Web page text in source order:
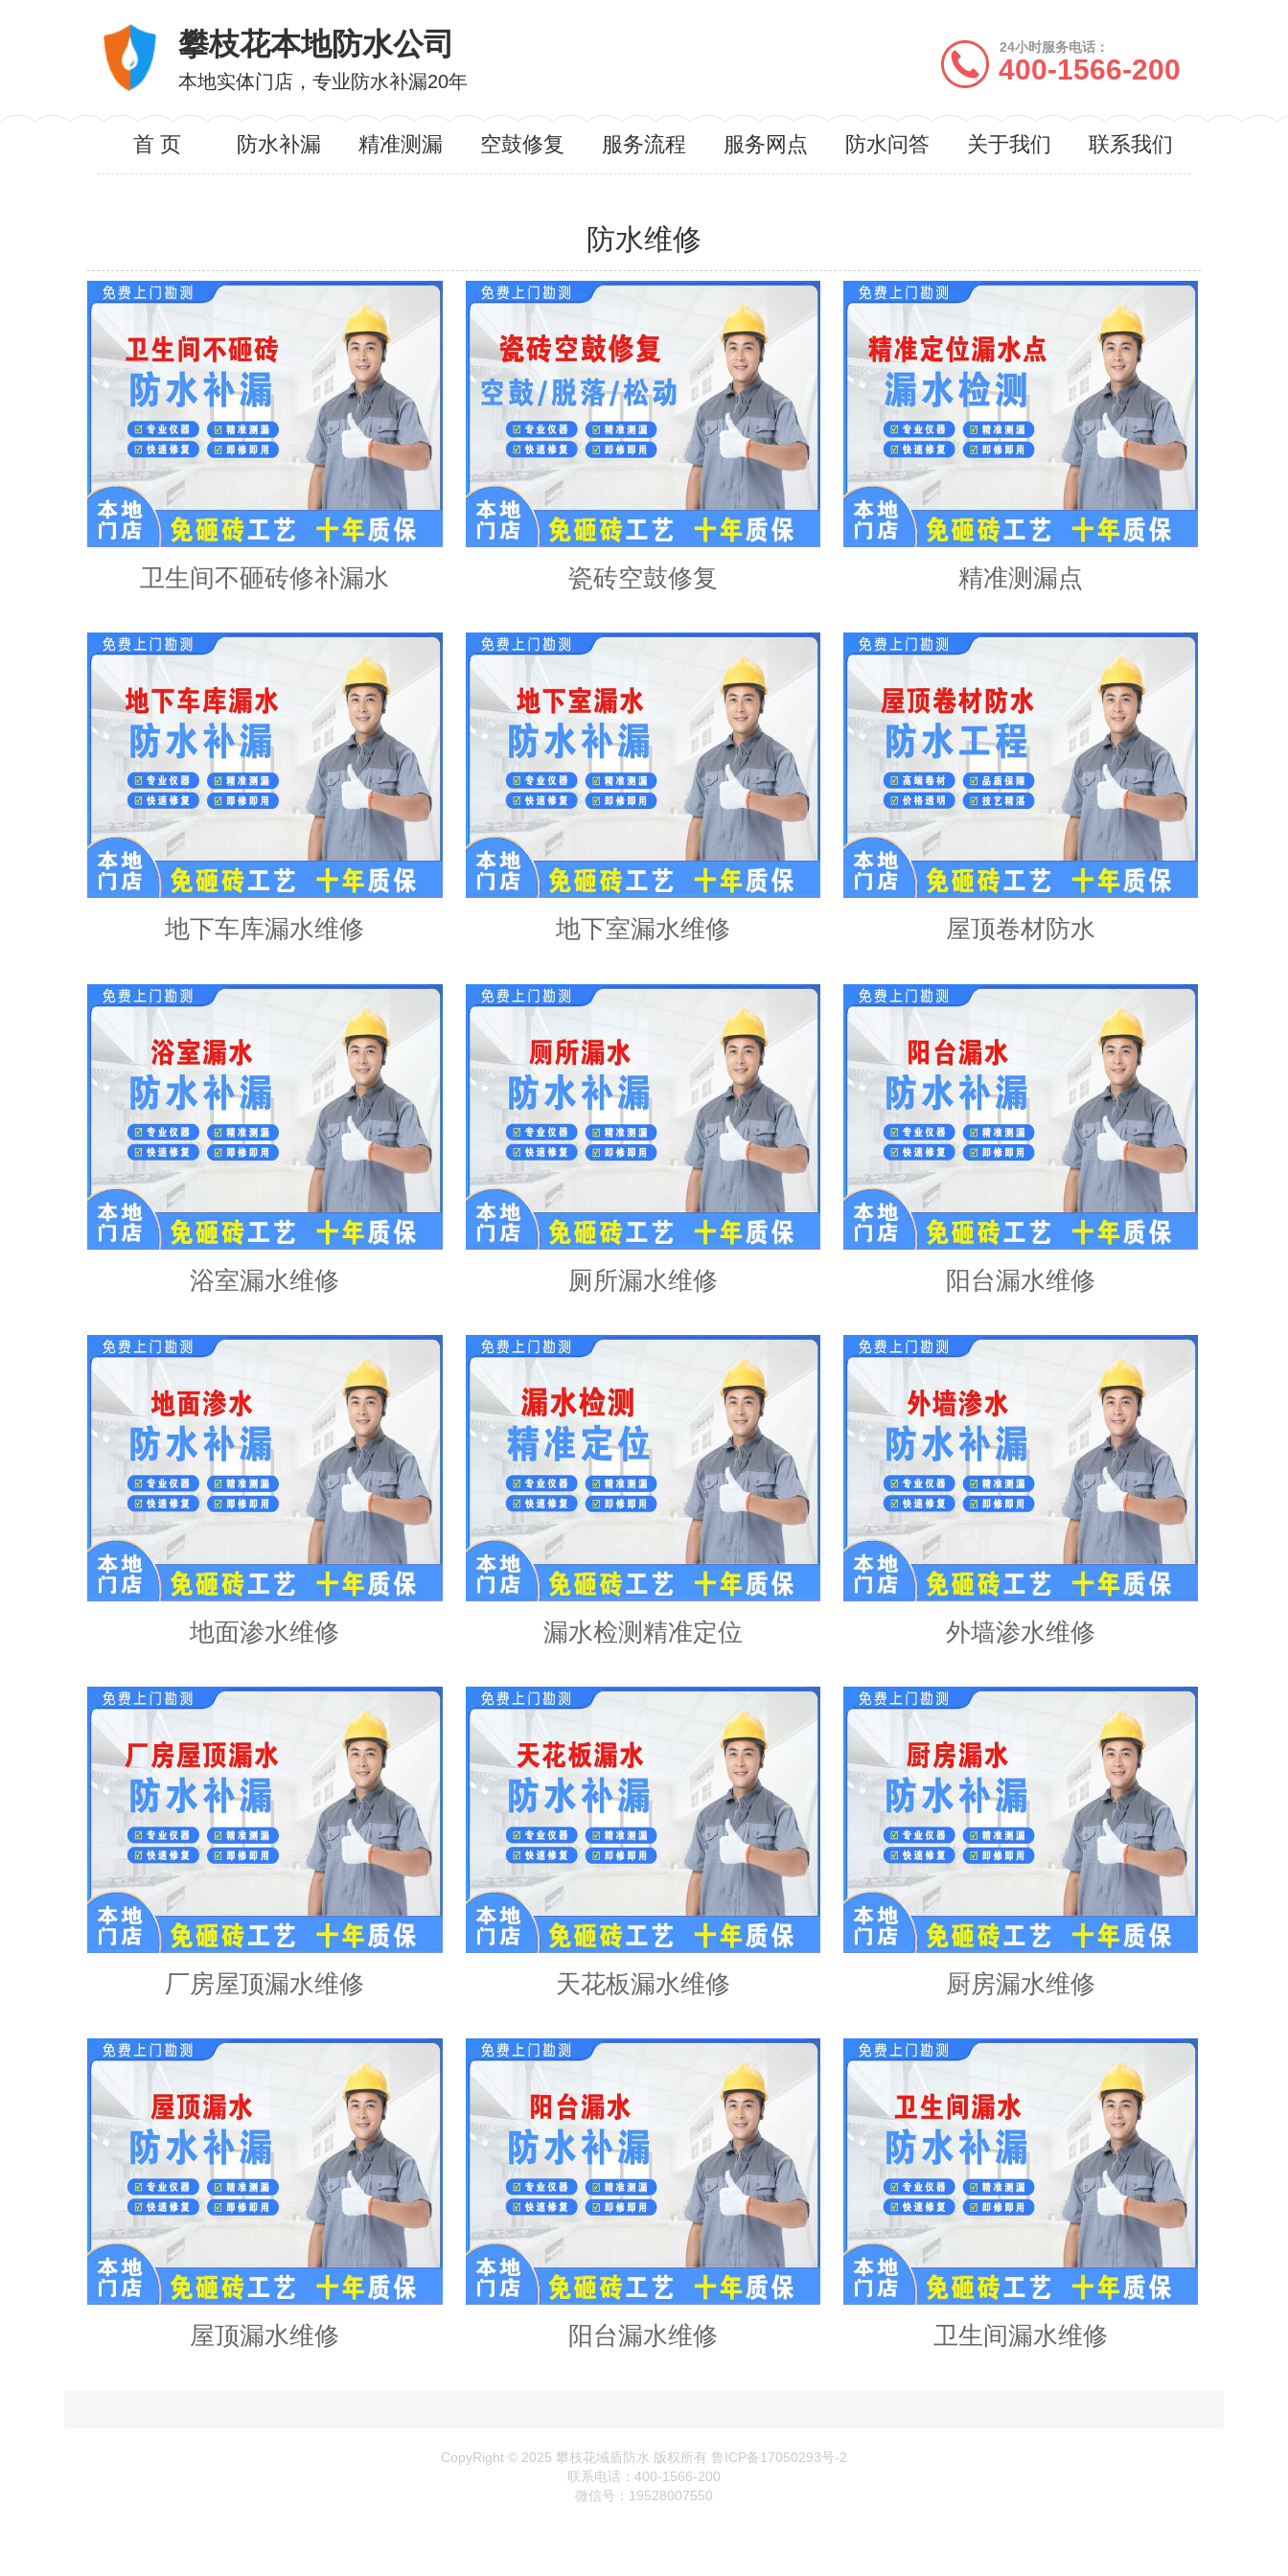
攀枝花本地防水公司
本地实体门店，专业防水补漏20年
24小时服务电话：
400-1566-200
首 页 防水补漏 精准测漏 空鼓修复 服务流程 服务网点 防水问答 关于我们 联系我们
防水维修
卫生间不砸砖修补漏水 瓷砖空鼓修复 精准测漏点
地下车库漏水维修 地下室漏水维修 屋顶卷材防水
浴室漏水维修 厕所漏水维修 阳台漏水维修
地面渗水维修 漏水检测精准定位 外墙渗水维修
厂房屋顶漏水维修 天花板漏水维修 厨房漏水维修
屋顶漏水维修 阳台漏水维修 卫生间漏水维修
CopyRight © 2025 攀枝花域盾防水 版权所有 鲁ICP备17050293号-2
联系电话：400-1566-200
微信号：19528007550